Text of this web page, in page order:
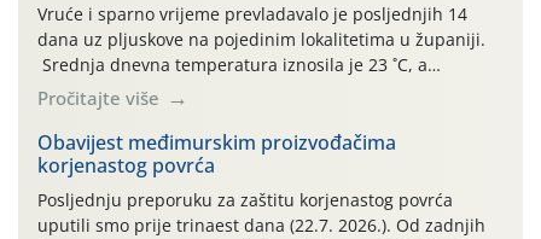
Vruće i sparno vrijeme prevladavalo je posljednjih 14
dana uz pljuskove na pojedinim lokalitetima u županiji.
Srednja dnevna temperatura iznosila je 23 ˚C, a
maksimalne su posljednjih dana dosezale do 35 ˚C.
Simptome plamenjače vinove loze (Plasmoparas
viticola) vidljivi su na zapercima i vršnom mladom lišću.
Kako bi i dalje održali zdravu lisnu masu u zaštiti je
moguće […]
Pročitajte više
Obavijest međimurskim proizvođačima
korjenastog povrća
Posljednju preporuku za zaštitu korjenastog povrća
uputili smo prije trinaest dana (22.7. 2026.). Od zadnjih